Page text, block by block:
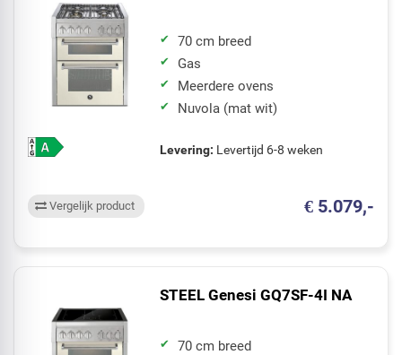
70 cm breed
Gas
Meerdere ovens
Nuvola (mat wit)
Levering: Levertijd 6-8 weken
€ 5.079,-
Vergelijk product
STEEL Genesi GQ7SF-4I NA
70 cm breed